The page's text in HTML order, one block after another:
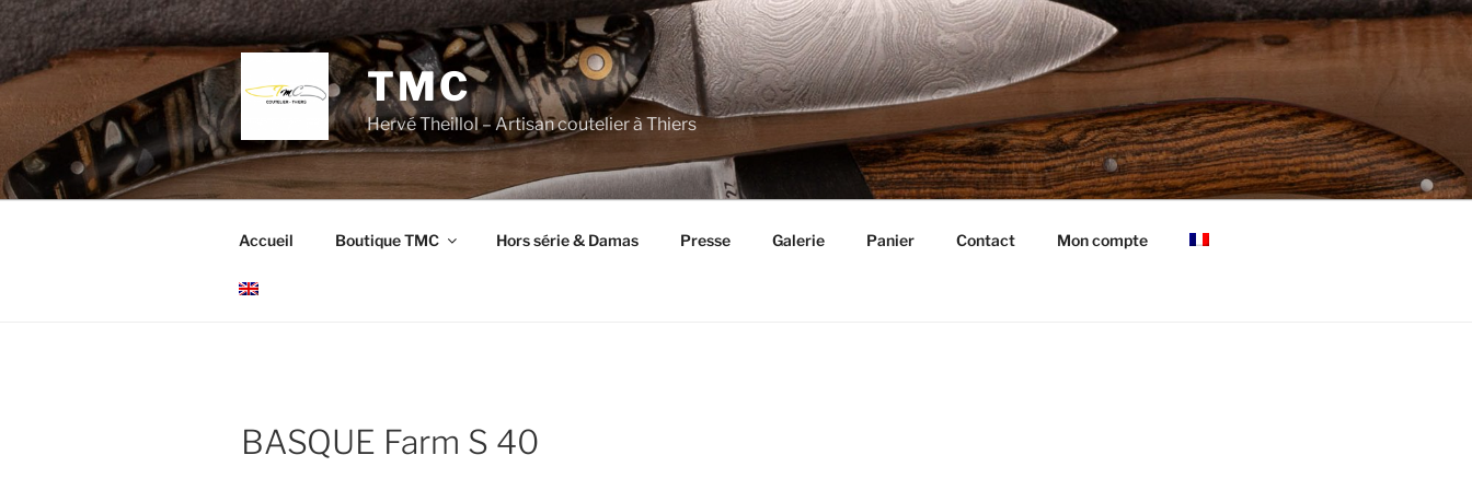
Aller
au
contenu
principal
TMC
Hervé Theillol – Artisan coutelier à Thiers
Accueil Boutique TMC Hors série & Damas Presse Galerie Panier Contact Mon compte
BASQUE Farm S 40